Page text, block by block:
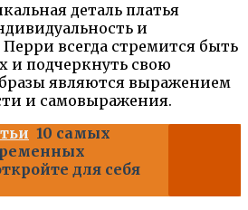
деталь платья
и
всегда стремится быть
и подчеркнуть свою
являются выражением
и самовыражения.
10 самых
для себя